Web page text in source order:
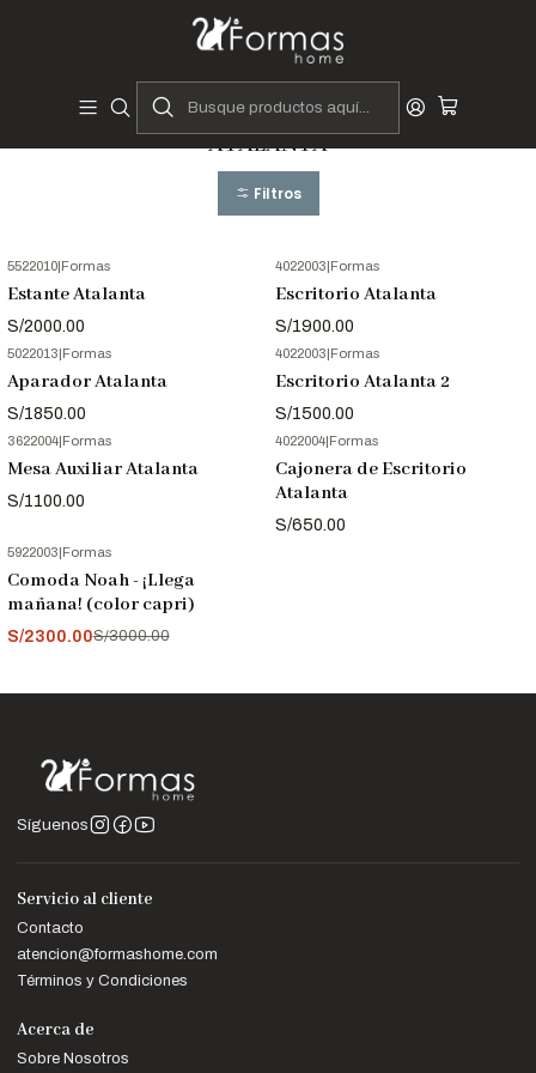
Diseñadores y Fabricantes Peruanos
ATALANTA
ATALANTA
Filtros
5522010|Formas
Estante Atalanta
S/2000.00
4022003|Formas
Escritorio Atalanta
S/1900.00
5022013|Formas
Aparador Atalanta
S/1850.00
4022003|Formas
Escritorio Atalanta 2
S/1500.00
3622004|Formas
Mesa Auxiliar Atalanta
S/1100.00
4022004|Formas
Cajonera de Escritorio
Atalanta
S/650.00
OFF
5922003|Formas
Comoda Noah - ¡Llega
mañana! (color capri)
S/2300.00S/3000.00
Síguenos
Servicio al cliente
Contacto
atencion@formashome.com
Términos y Condiciones
Acerca de
Sobre Nosotros